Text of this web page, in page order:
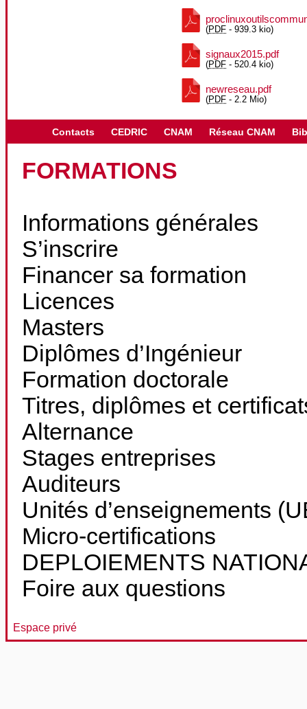
(PDF - 939.3 kio)
signaux2015.pdf
(PDF - 520.4 kio)
newreseau.pdf
(PDF - 2.2 Mio)
Contacts CEDRIC CNAM Réseau CNAM
FORMATIONS
Informations générales
S’inscrire
Financer sa formation
Licences
Masters
Diplômes d’Ingénieur
Formation doctorale
Titres, diplômes et
Alternance
Stages entreprises
Auditeurs
Unités d’enseignements
Micro-certifications
DEPLOIEMENTS
Foire aux questions
Espace privé